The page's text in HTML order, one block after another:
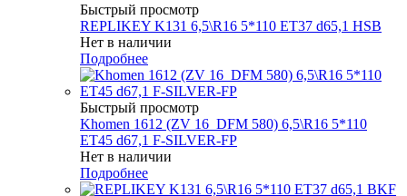
Быстрый просмотр
REPLIKEY K131 6,5\R16 5*110 ET37 d65,1 HSB
Нет в наличии
Подробнее
Быстрый просмотр
Khomen 1612 (ZV 16_DFM 580) 6,5\R16 5*110
ET45 d67,1 F-SILVER-FP
Нет в наличии
Подробнее